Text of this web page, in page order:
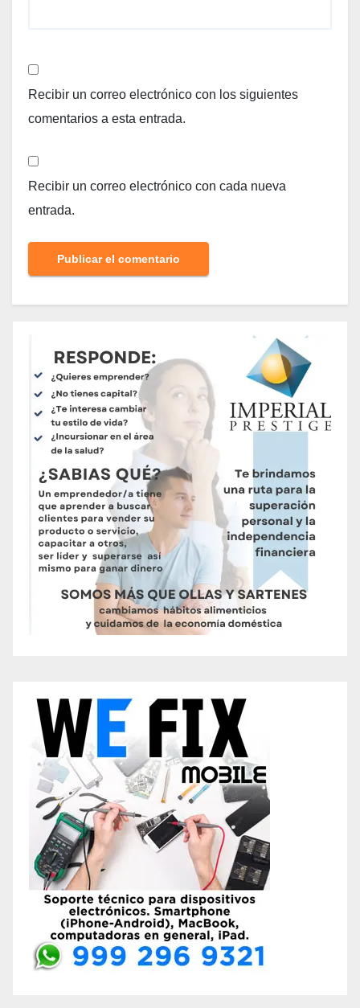
Recibir un correo electrónico con los siguientes
comentarios a esta entrada.
Recibir un correo electrónico con cada nueva
entrada.